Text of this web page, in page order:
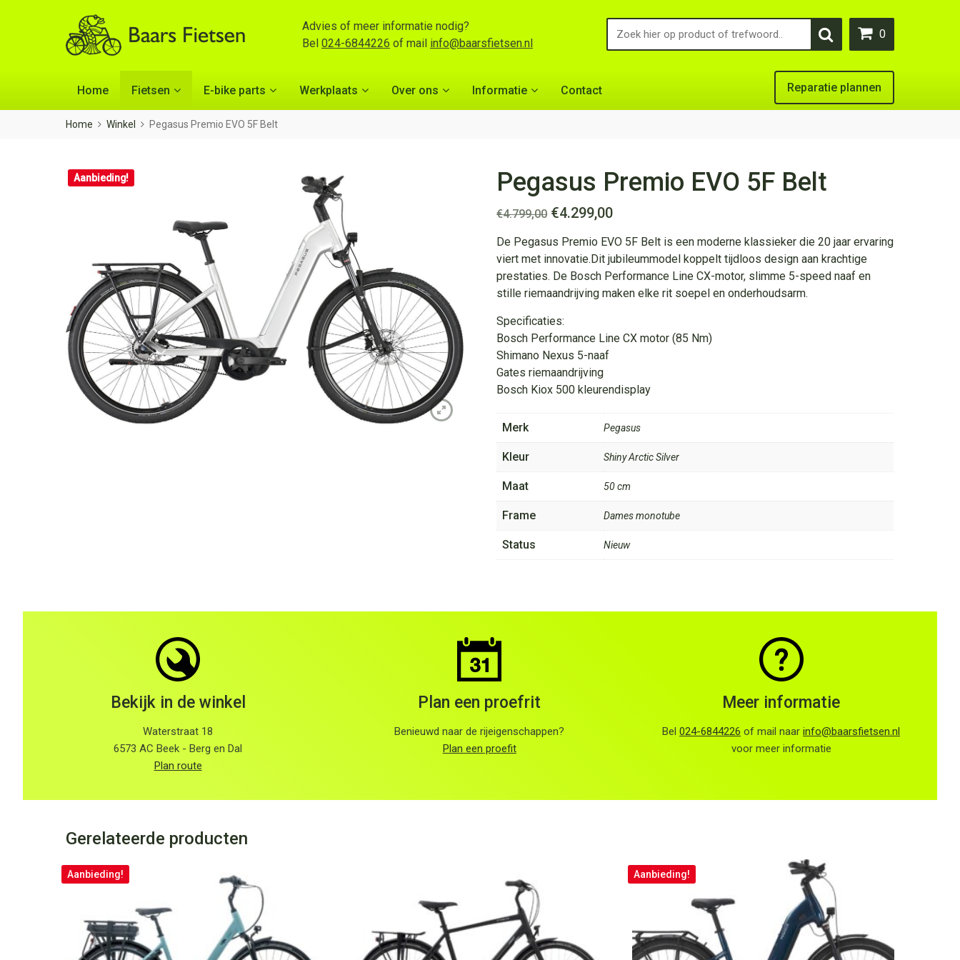
Advies of meer informatie nodig?
Bel 024-6844226 of mail info@baarsfietsen.nl
0
Home Fietsen E-bike parts Werkplaats Over ons Informatie Contact Reparatie plannen
Home Winkel Pegasus Premio EVO 5F Belt
Aanbieding! Pegasus Premio EVO 5F Belt
€4.799,00 Oorspronkelijke
was:
€4.799,00.
€4.299,00Huidige
is:
€4.299,00.
De Pegasus Premio EVO 5F Belt is een moderne klassieker die 20 jaar ervaring
viert met innovatie.Dit jubileummodel koppelt tijdloos design aan krachtige
prestaties. De Bosch Performance Line CX-motor, slimme 5-speed naaf en
stille riemaandrijving maken elke rit soepel en onderhoudsarm.
Specificaties:
Bosch Performance Line CX motor (85 Nm)
Shimano Nexus 5-naaf
Gates riemaandrijving
Bosch Kiox 500 kleurendisplay
Merk Pegasus
Kleur Shiny Arctic Silver
Maat 50 cm
Frame Dames monotube
Status Nieuw
Bekijk in de winkel
Waterstraat 18
6573 AC Beek - Berg en Dal
Plan route
Plan een proefrit
Benieuwd naar de rijeigenschappen?
Plan een proefit
Meer informatie
Bel024-6844226 of mail naarinfo@baarsfietsen.nl
voor meer informatie
Gerelateerde producten
Aanbieding! Aanbieding!